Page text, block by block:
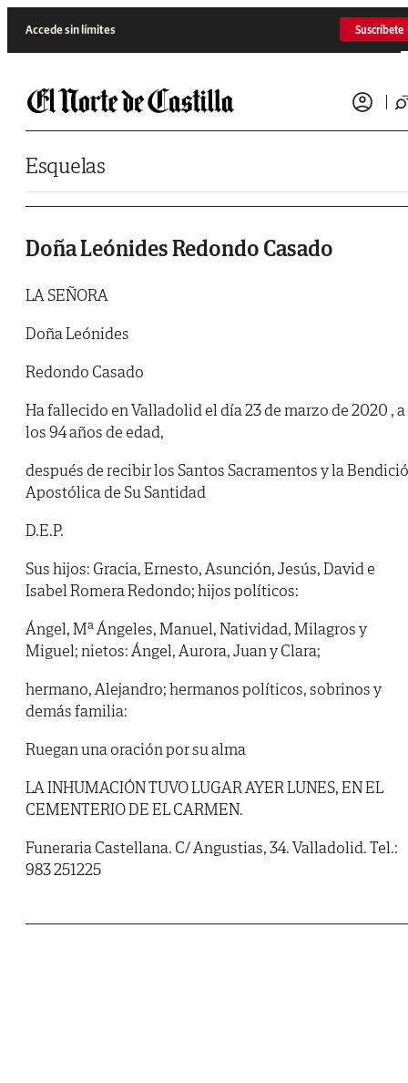
Accede sin límites Suscríbete
Esquelas
Doña Leónides Redondo Casado
LA SEÑORA
Doña Leónides
Redondo Casado
Ha fallecido en Valladolid el día 23 de marzo de 2020 , a
los 94 años de edad,
después de recibir los Santos Sacramentos y la
Apostólica de Su Santidad
D.E.P.
Sus hijos: Gracia, Ernesto, Asunción, Jesús, David e
Isabel Romera Redondo; hijos políticos:
Ángel, Mª Ángeles, Manuel, Natividad, Milagros y
Miguel; nietos: Ángel, Aurora, Juan y Clara;
hermano, Alejandro; hermanos políticos, sobrinos y
demás familia:
Ruegan una oración por su alma
LA INHUMACIÓN TUVO LUGAR AYER LUNES, EN EL
CEMENTERIO DE EL CARMEN.
Funeraria Castellana. C/ Angustias, 34. Valladolid. Tel.:
983 251225